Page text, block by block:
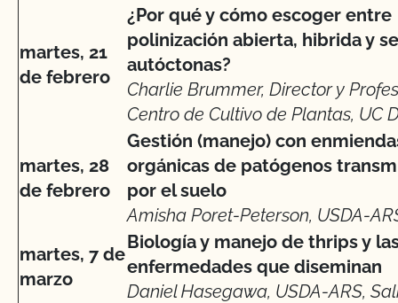
martes, 21
de febrero
¿Por qué y cómo escoger entre
polinización abierta, hibrida y
autóctonas?
Charlie Brummer, Director y
Centro de Cultivo de Plantas, UC
martes, 28
de febrero
Gestión (manejo) con
orgánicas de patógenos
por el suelo
Amisha Poret-Peterson, USDA-
martes, 7 de
marzo
Biología y manejo de thrips y
enfermedades que diseminan
Daniel Hasegawa, USDA-ARS,